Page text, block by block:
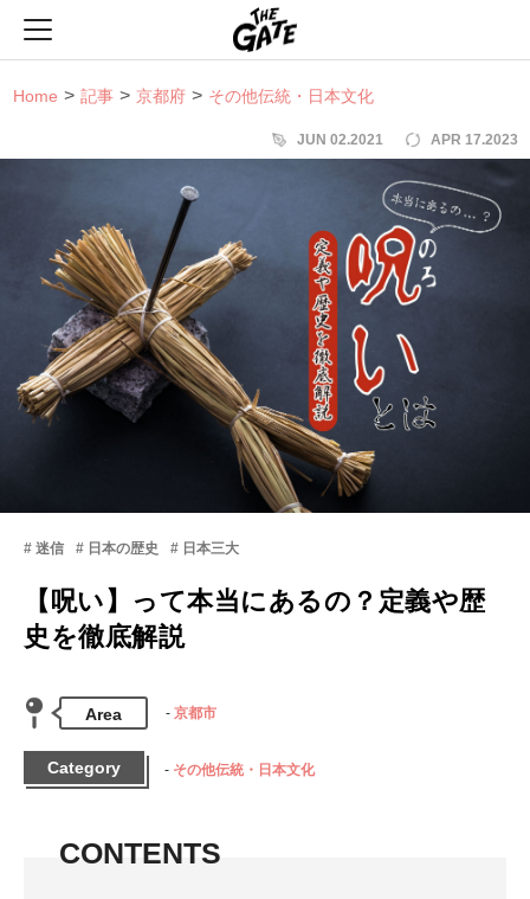
Home 記事 京都府 その他伝統・日本文化
JUN 02.2021 APR 17.2023
迷信 日本の歴史 日本三大
【呪い】って本当にあるの？定義や歴
史を徹底解説
Area 京都市
Category その他伝統・日本文化
CONTENTS